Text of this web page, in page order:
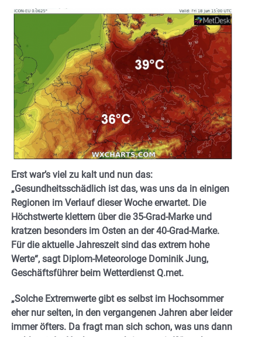
Erst war’s viel zu kalt und nun das:
„Gesundheitsschädlich ist das, was uns da in einigen
Regionen im Verlauf dieser Woche erwartet. Die
Höchstwerte klettern über die 35-Grad-Marke und
kratzen besonders im Osten an der 40-Grad-Marke.
Für die aktuelle Jahreszeit sind das extrem hohe
Werte“, sagt Diplom-Meteorologe Dominik Jung,
Geschäftsführer beim Wetterdienst Q.met.
„Solche Extremwerte gibt es selbst im Hochsommer
eher nur selten, in den vergangenen Jahren aber leider
immer öfters. Da fragt man sich schon, was uns dann